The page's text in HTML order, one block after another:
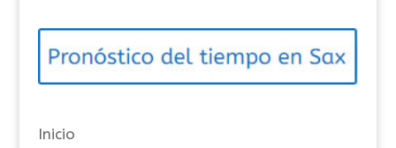
o
í
s
Inicio